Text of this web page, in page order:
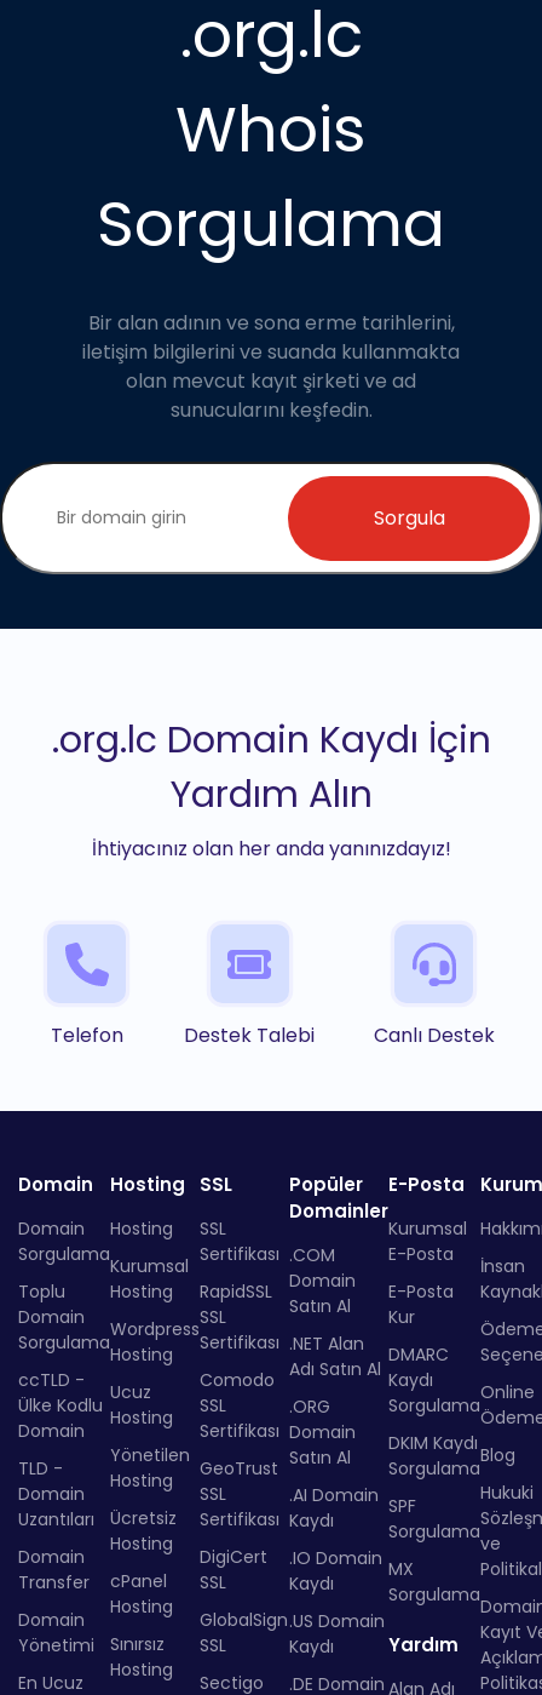
.org.lc
Whois
Sorgulama
Bir alan adının ve sona erme tarihlerini,
iletişim bilgilerini ve suanda kullanmakta
olan mevcut kayıt şirketi ve ad
sunucularını keşfedin.
Sorgula
.org.lc Domain Kaydı İçin
Yardım Alın
İhtiyacınız olan her anda yanınızdayız!
Telefon Destek Talebi Canlı Destek
Domain
Domain
Sorgulama
Toplu
Domain
Sorgulama
ccTLD -
Ülke Kodlu
Domain
TLD -
Domain
Uzantıları
Domain
Transfer
Domain
Yönetimi
En Ucuz
Hosting
Hosting
Kurumsal
Hosting
Wordpress
Hosting
Ucuz
Hosting
Yönetilen
Hosting
Ücretsiz
Hosting
cPanel
Hosting
Sınırsız
Hosting
SSL
SSL
Sertifikası
RapidSSL
SSL
Sertifikası
Comodo
SSL
Sertifikası
GeoTrust
SSL
Sertifikası
DigiCert
SSL
GlobalSign
SSL
Sectigo
Popüler
Domainler
.COM
Domain
Satın Al
.NET Alan
Adı Satın Al
.ORG
Domain
Satın Al
.AI Domain
Kaydı
.IO Domain
Kaydı
.US Domain
Kaydı
.DE Domain
E-Posta
Kurumsal
E-Posta
E-Posta
Kur
DMARC
Kaydı
Sorgulama
DKIM Kaydı
Sorgulama
SPF
Sorgulama
MX
Sorgulama
Yardım
Alan Adı
İnsan
Online
Blog
Hukuki
ve
Kayıt